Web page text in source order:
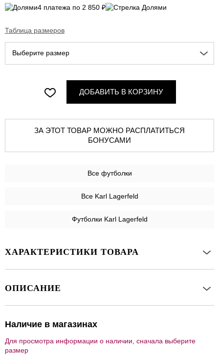
4 платежа по 2 850 ₽
Таблица размеров
Выберите размер
ДОБАВИТЬ В КОРЗИНУ
ЗА ЭТОТ ТОВАР МОЖНО РАСПЛАТИТЬСЯ
БОНУСАМИ
Все футболки
Все Karl Lagerfeld
Футболки Karl Lagerfeld
ХАРАКТЕРИСТИКИ ТОВАРА
ОПИСАНИЕ
Наличие в магазинах
Для просмотра информации о наличии, сначала выберите
размер